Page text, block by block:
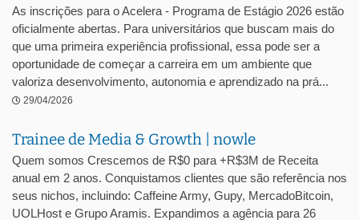
As inscrições para o Acelera - Programa de Estágio 2026 estão
oficialmente abertas. Para universitários que buscam mais do
que uma primeira experiência profissional, essa pode ser a
oportunidade de começar a carreira em um ambiente que
valoriza desenvolvimento, autonomia e aprendizado na prá...
29/04/2026
Trainee de Media & Growth | nowle
Quem somos Crescemos de R$0 para +R$3M de Receita
anual em 2 anos. Conquistamos clientes que são referência nos
seus nichos, incluindo: Caffeine Army, Gupy, MercadoBitcoin,
UOLHost e Grupo Aramis. Expandimos a agência para 26